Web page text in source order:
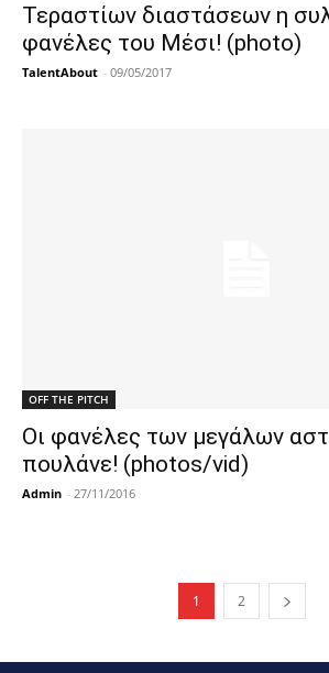
Τεραστίων διαστάσεων η
φανέλες του Μέσι! (photo)
TalentAbout - 09/05/2017
OFF THE PITCH
Οι φανέλες των μεγάλων
πουλάνε! (photos/vid)
Admin - 27/11/2016
1 2